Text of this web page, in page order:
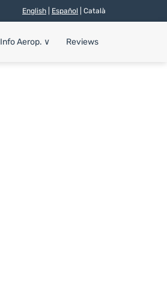
English Español | Català
Info Aerop. ∨ Reviews